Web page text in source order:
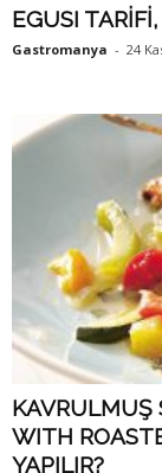
EGUSI
Gastromanya - 24
KAVRULMUŞ
WITH
YAPILIR?